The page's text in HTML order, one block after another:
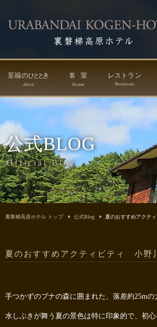
公式BLOG
Official Blog
至福のひととき
About
客室
Rooms
レストラン
Restaurant
裏磐梯高原ホテル トップ 公式Blog 夏のおすすめアクテ
夏のおすすめアクティビティ 小野
手つかずのブナの森に囲まれた、落差約25mの
水しぶきが舞う夏の景色は特に印象的で、初